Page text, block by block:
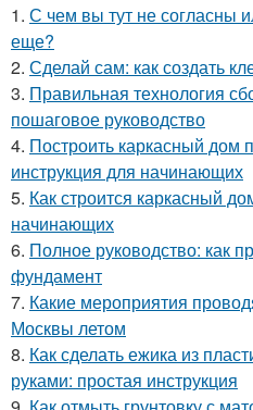
1. С чем вы тут не согласны
еще?
2. Сделай сам: как создать
3. Правильная технология
пошаговое руководство
4. Построить каркасный дом
инструкция для начинающих
5. Как строится каркасный
начинающих
6. Полное руководство: как
фундамент
7. Какие мероприятия
Москвы летом
8. Как сделать ежика из
руками: простая инструкция